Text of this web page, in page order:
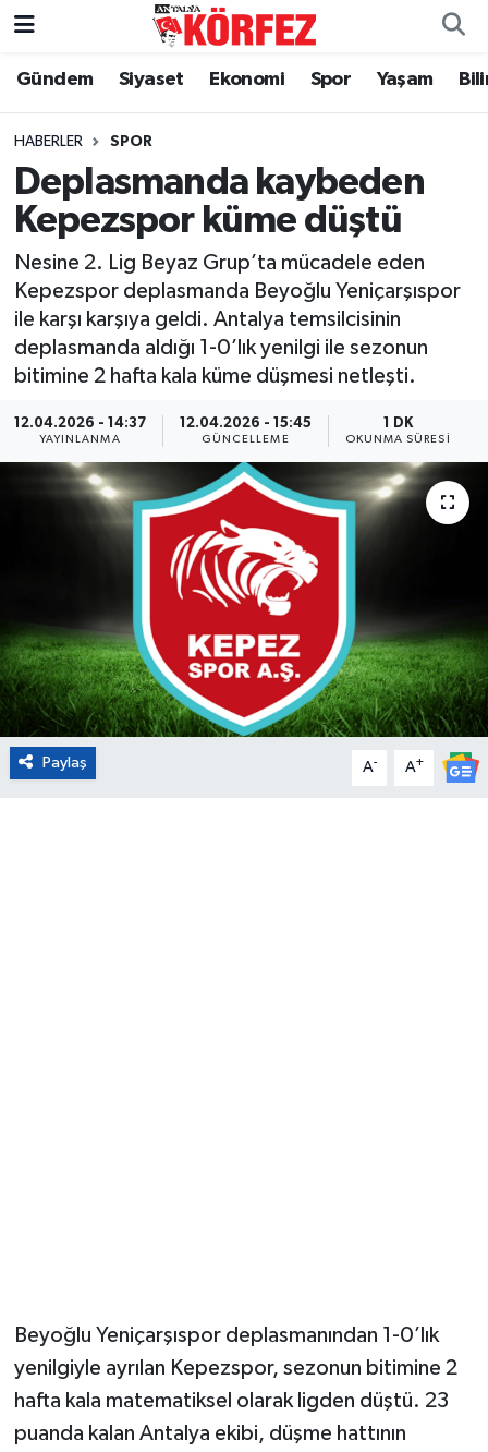
Gündem Siyaset Ekonomi Spor Yaşam
HABERLER SPOR
Deplasmanda kaybeden
Kepezspor küme düştü
Nesine 2. Lig Beyaz Grup’ta mücadele eden
Kepezspor deplasmanda Beyoğlu Yeniçarşıspor
ile karşı karşıya geldi. Antalya temsilcisinin
deplasmanda aldığı 1-0’lık yenilgi ile sezonun
bitimine 2 hafta kala küme düşmesi netleşti.
12.04.2026 - 14:37
YAYINLANMA
12.04.2026 - 15:45
GÜNCELLEME
1 DK
OKUNMA SÜRESI
Paylaş A- A+
Beyoğlu Yeniçarşıspor deplasmanından 1-0’lık
yenilgiyle ayrılan Kepezspor, sezonun bitimine 2
hafta kala matematiksel olarak ligden düştü. 23
puanda kalan Antalya ekibi, düşme hattının
Gündem
Siyaset
Yerel Yönetim
Spor
Yaşam
Asayiş
Dünya
Eğitim
Magazin
Turizm
Çevre
Nöbetçi Eczaneler
Hava Durumu
Trafik Durumu
Tüm Manşetler
Son Dakika Haberleri
Haber Arşivi